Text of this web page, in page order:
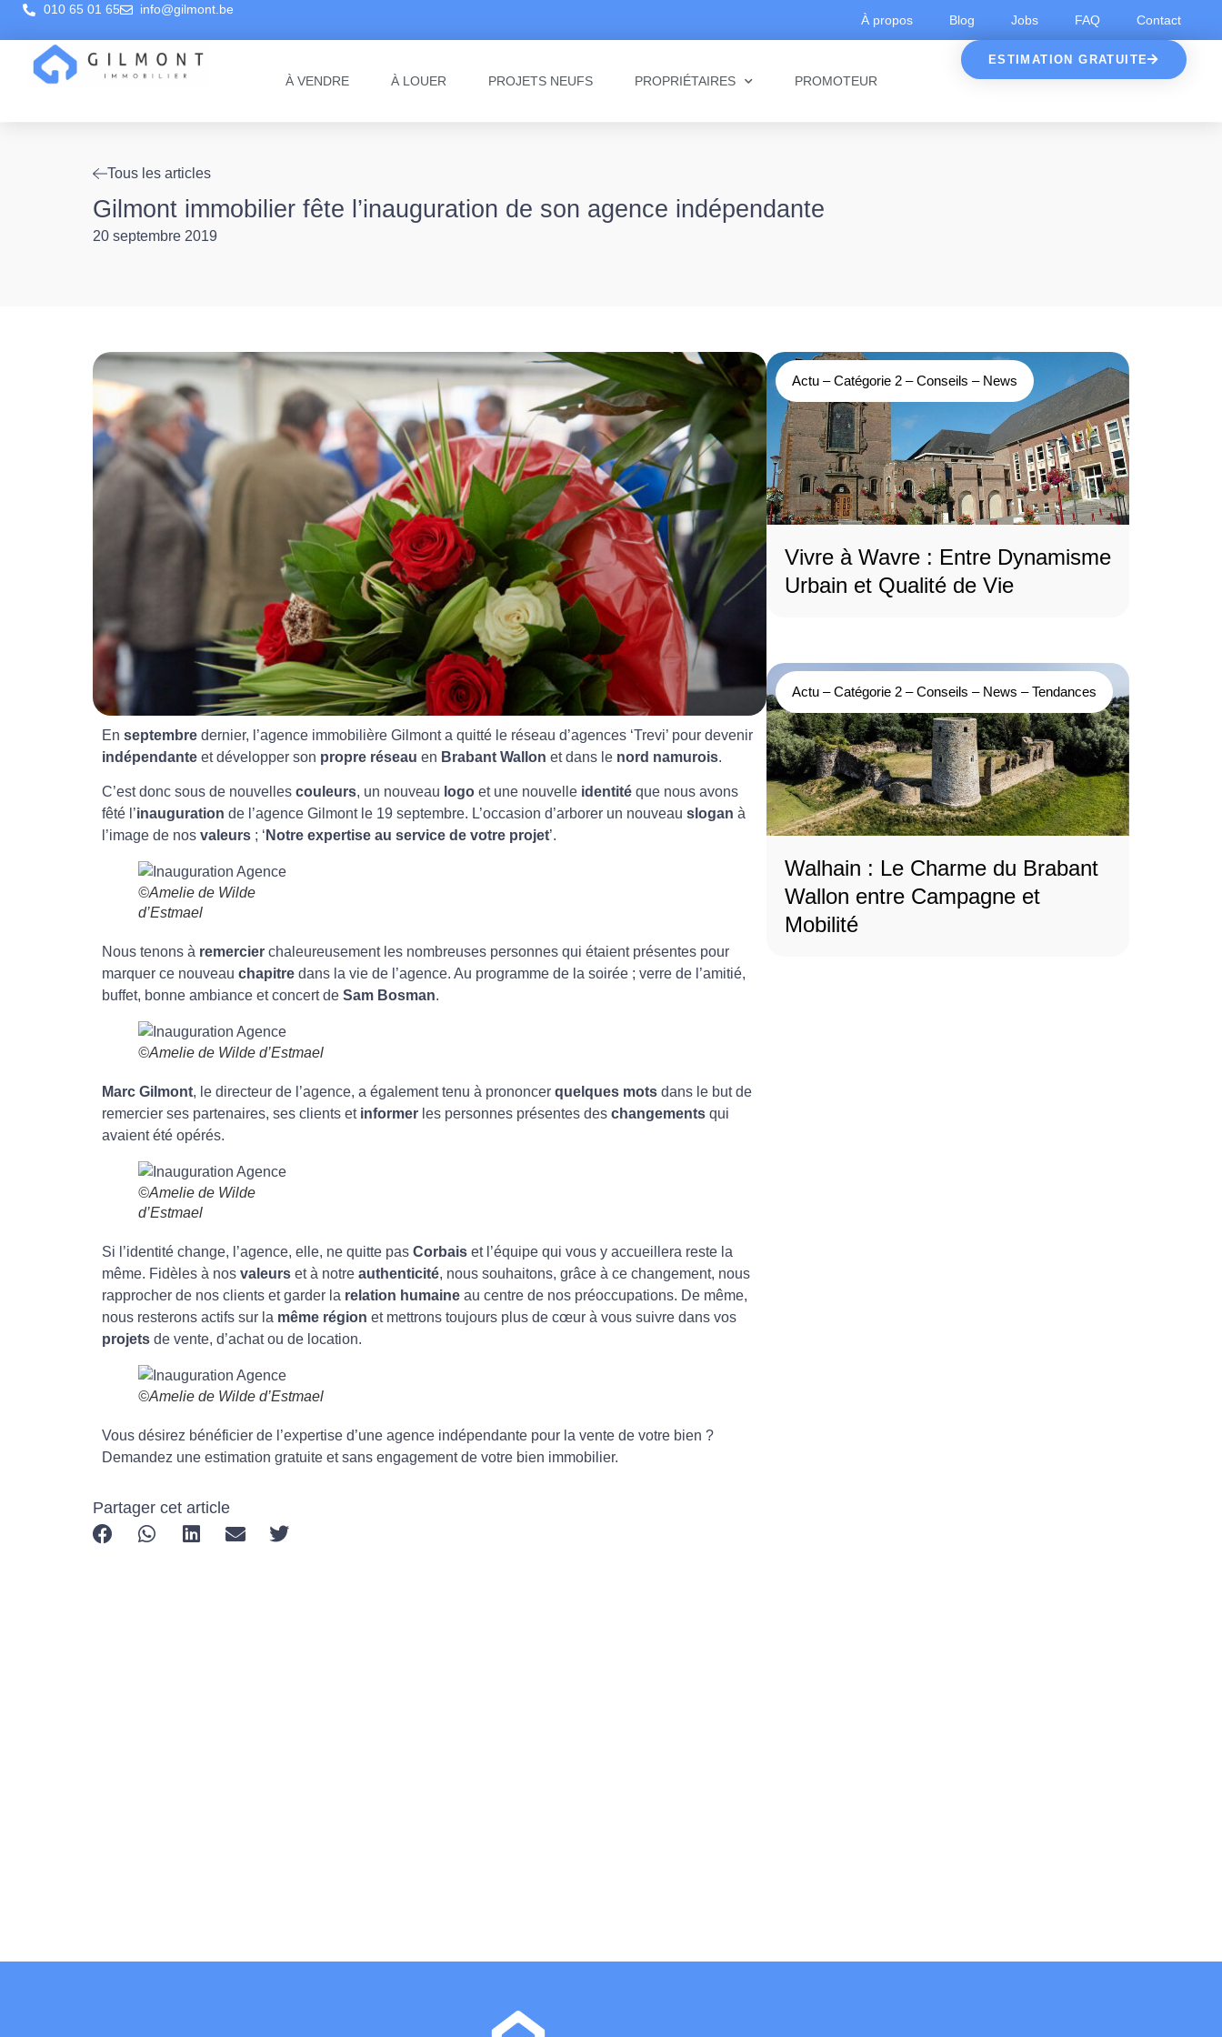
010 65 01 65 info@gilmont.be
À propos Blog Jobs FAQ Contact
À VENDRE À LOUER PROJETS NEUFS PROPRIÉTAIRES PROMOTEUR
ESTIMATION GRATUITE
Tous les articles
Gilmont immobilier fête l’inauguration de son agence indépendante
20 septembre 2019
En septembre dernier, l’agence immobilière Gilmont a quitté le réseau d’agences ‘Trevi’ pour devenir
indépendante et développer son propre réseau en Brabant Wallon et dans le nord namurois.
C’est donc sous de nouvelles couleurs, un nouveau logo et une nouvelle identité que nous avons
fêté l’inauguration de l’agence Gilmont le 19 septembre. L’occasion d’arborer un nouveau slogan à
l’image de nos valeurs ; ‘ Notre expertise au service de votre projet’.
©Amelie de Wilde
d’Estmael
Nous tenons à remercier chaleureusement les nombreuses personnes qui étaient présentes pour
marquer ce nouveau chapitre dans la vie de l’agence. Au programme de la soirée ; verre de l’amitié,
buffet, bonne ambiance et concert de Sam Bosman.
©Amelie de Wilde d’Estmael
Marc Gilmont, le directeur de l’agence, a également tenu à prononcer quelques mots dans le but de
remercier ses partenaires, ses clients et informer les personnes présentes des changements qui
avaient été opérés.
©Amelie de Wilde
d’Estmael
Si l’identité change, l’agence, elle, ne quitte pas Corbais et l’équipe qui vous y accueillera reste la
même. Fidèles à nos valeurs et à notre authenticité, nous souhaitons, grâce à ce changement, nous
rapprocher de nos clients et garder la relation humaine au centre de nos préoccupations. De même,
nous resterons actifs sur la même région et mettrons toujours plus de cœur à vous suivre dans vos
projets de vente, d’achat ou de location.
©Amelie de Wilde d’Estmael
Vous désirez bénéficier de l’expertise d’une agence indépendante pour la vente de votre bien ?
Demandez une estimation gratuite et sans engagementde votre bien immobilier.
Partager cet article
Actu –Catégorie 2 –Conseils – News
Vivre à Wavre : Entre Dynamisme
Urbain et Qualité de Vie
Actu –Catégorie 2 –Conseils – News –Tendances
Walhain : Le Charme du Brabant
Wallon entre Campagne et
Mobilité